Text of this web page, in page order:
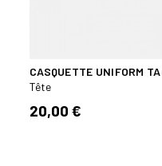
CASQUETTE UNIFORM
Tête
20,00 €